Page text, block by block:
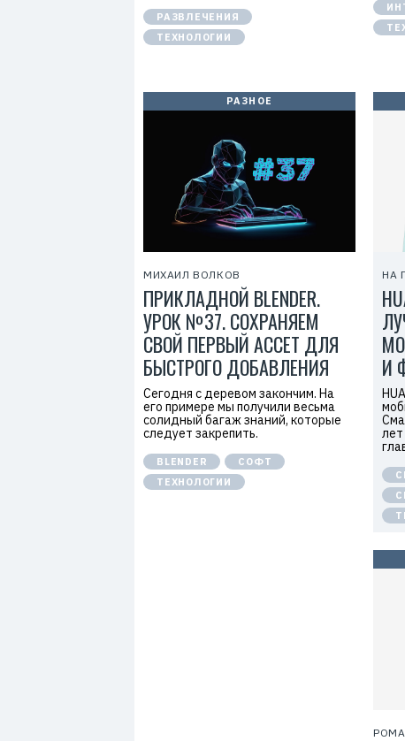
РАЗВЛЕЧЕНИЯ
ТЕХНОЛОГИИ
РАЗНОЕ
МИХАИЛ ВОЛКОВ
ПРИКЛАДНОЙ BLENDER.
УРОК №37. СОХРАНЯЕМ
СВОЙ ПЕРВЫЙ АССЕТ ДЛЯ
БЫСТРОГО ДОБАВЛЕНИЯ
Сегодня с деревом закончим. На
его примере мы получили весьма
солидный багаж знаний, которые
следует закрепить.
BLENDER
СОФТ
ТЕХНОЛОГИИ
НА
И